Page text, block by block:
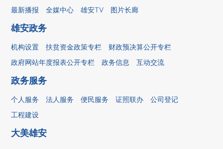
最新播报 全媒中心 雄安TV 图片长廊
雄安政务
机构设置 扶贫资金政策专栏
财政预决算公开专栏
政府网站年度报表公开专栏
政务信息 互动交流
政务服务
个人服务 法人服务 便民服务 证照联办
公司登记
工程建设
大美雄安